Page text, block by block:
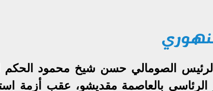
الصومالي حسن شيخ محمود الحكم
بالعاصمة مقديشو، عقب أزمة